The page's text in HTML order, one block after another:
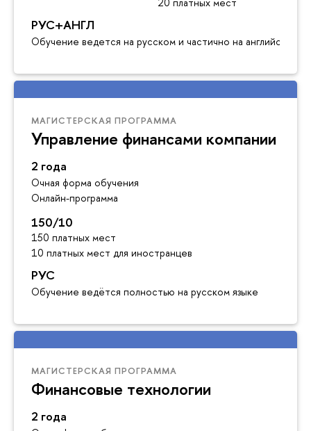
РУС+АНГЛ
Обучение ведется на русском и частично на английском
МАГИСТЕРСКАЯ ПРОГРАММА
Управление финансами компании
2 года
Очная форма обучения
Онлайн-программа
150/10
150 платных мест
10 платных мест для иностранцев
РУС
Обучение ведётся полностью на русском языке
МАГИСТЕРСКАЯ ПРОГРАММА
Финансовые технологии
2 года